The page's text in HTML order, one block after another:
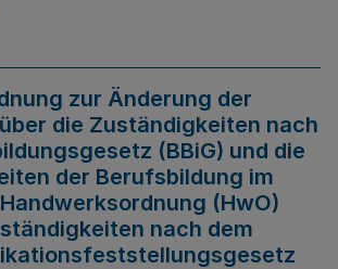
zur Änderung der
die Zuständigkeiten nach
(BBiG) und die
der Berufsbildung im
(HwO)
nach dem